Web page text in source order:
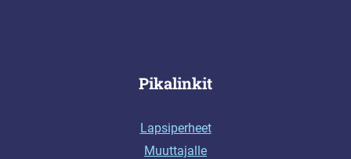
Pikalinkit
Lapsiperheet
Muuttajalle